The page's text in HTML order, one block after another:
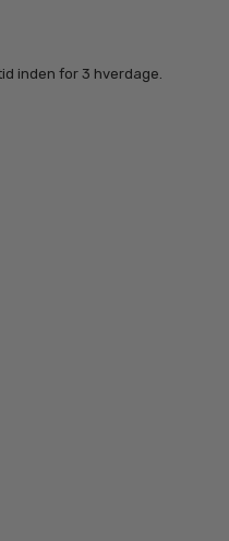
inden for 3 hverdage.